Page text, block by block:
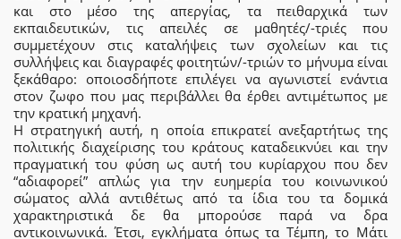
και στο μέσο της απεργίας, τα πειθαρχικά των
εκπαιδευτικών, τις απειλές σε μαθητές/-τριές που
συμμετέχουν στις καταλήψεις των σχολείων και τις
συλλήψεις και διαγραφές φοιτητών/-τριών το μήνυμα είναι
ξεκάθαρο: οποιοσδήποτε επιλέγει να αγωνιστεί ενάντια
στον ζωφο που μας περιβάλλει θα έρθει αντιμέτωπος με
την κρατική μηχανή.
Η στρατηγική αυτή, η οποία επικρατεί ανεξαρτήτως της
πολιτικής διαχείρισης του κράτους καταδεικνύει και την
πραγματική του φύση ως αυτή του κυρίαρχου που δεν
“αδιαφορεί” απλώς για την ευημερία του κοινωνικού
σώματος αλλά αντιθέτως από τα ίδια του τα δομικά
χαρακτηριστικά δε θα μπορούσε παρά να δρα
αντικοινωνικά. Έτσι, εγκλήματα όπως τα Τέμπη, το Μάτι